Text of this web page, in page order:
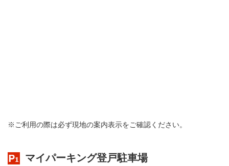
※ご利用の際は必ず現地の案内表示をご確認ください。
マイパーキング登戸駐車場